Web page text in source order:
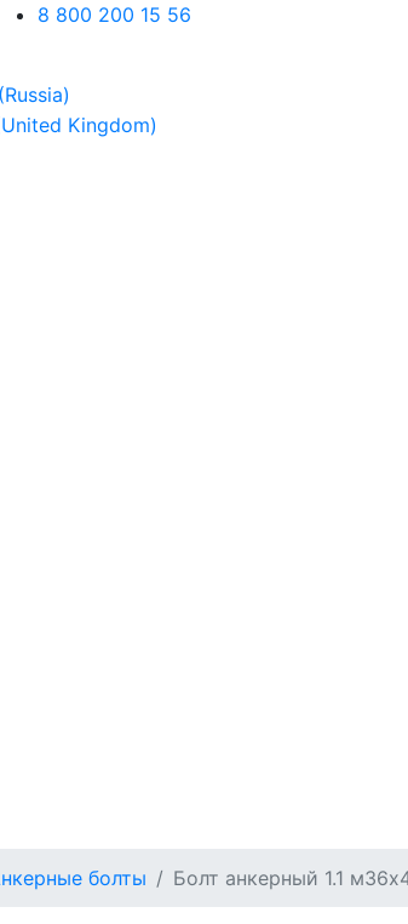
8 800 200 15 56
болты Болт анкерный 1.1